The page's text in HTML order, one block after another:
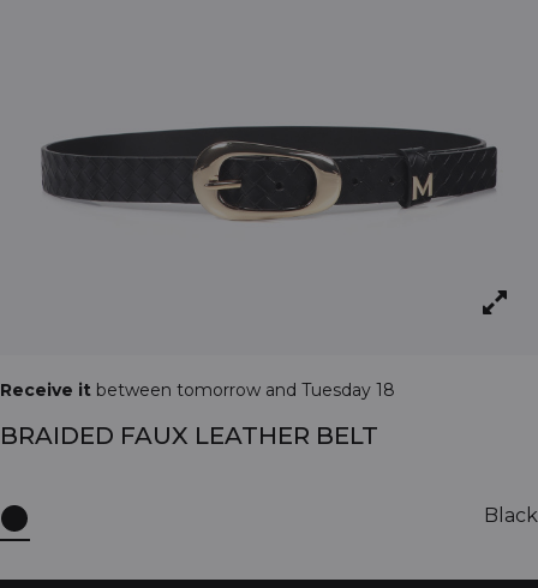
Receive it between tomorrow and Tuesday 18
BRAIDED FAUX LEATHER BELT
Black